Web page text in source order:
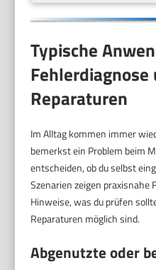
Typische
Reparaturen
Im Alltag kommen immer
bemerkst ein Problem beim
entscheiden, ob du selbst
Szenarien zeigen praxisnahe
Hinweise, was du prüfen
Reparaturen möglich sind.
Abgenutzte oder